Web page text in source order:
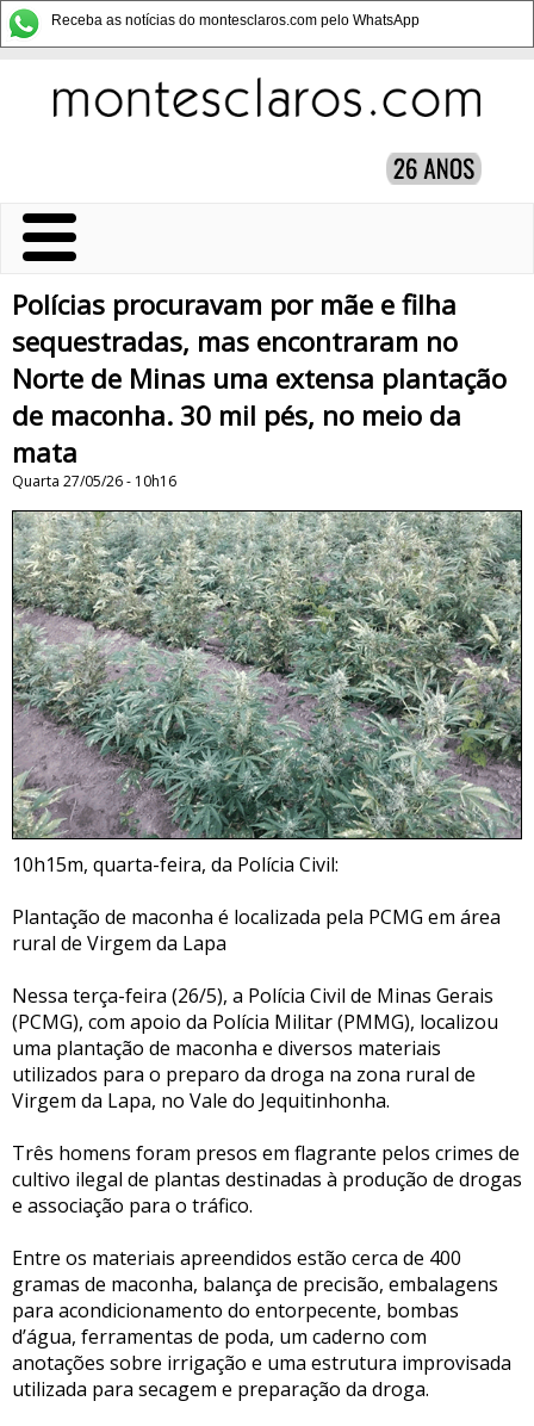
Receba as notícias do montesclaros.com pelo WhatsApp
Polícias procuravam por mãe e filha
sequestradas, mas encontraram no
Norte de Minas uma extensa plantação
de maconha. 30 mil pés, no meio da
mata
Quarta 27/05/26 - 10h16
10h15m, quarta-feira, da Polícia Civil:
Plantação de maconha é localizada pela PCMG em área
rural de Virgem da Lapa
Nessa terça-feira (26/5), a Polícia Civil de Minas Gerais
(PCMG), com apoio da Polícia Militar (PMMG), localizou
uma plantação de maconha e diversos materiais
utilizados para o preparo da droga na zona rural de
Virgem da Lapa, no Vale do Jequitinhonha.
Três homens foram presos em flagrante pelos crimes de
cultivo ilegal de plantas destinadas à produção de drogas
e associação para o tráfico.
Entre os materiais apreendidos estão cerca de 400
gramas de maconha, balança de precisão, embalagens
para acondicionamento do entorpecente, bombas
d’água, ferramentas de poda, um caderno com
anotações sobre irrigação e uma estrutura improvisada
utilizada para secagem e preparação da droga.